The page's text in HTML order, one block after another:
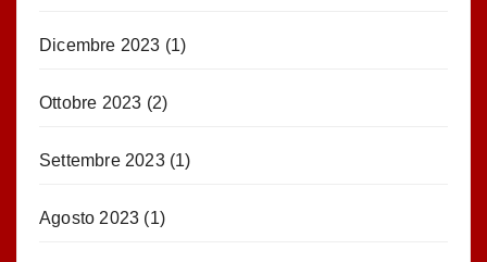
Dicembre 2023 (1)
Ottobre 2023 (2)
Settembre 2023(1)
Agosto 2023 (1)